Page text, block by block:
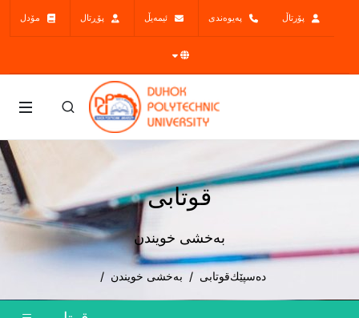
پۆرتاڵ پەیوەندی ئیمەیڵ پۆڕتال مۆدل
قوتابی
بەخشى خویندن
دەسپێكقوتابی بەخشى خویندن